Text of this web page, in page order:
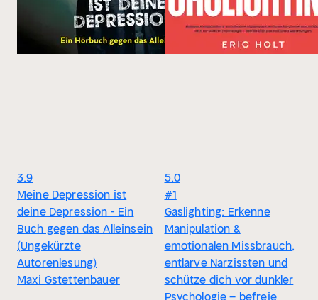
3.9
Meine Depression ist
deine Depression - Ein
Buch gegen das Alleinsein
(Ungekürzte
Autorenlesung)
Maxi Gstettenbauer
5.0
#1
Gaslighting: Erkenne
Manipulation &
emotionalen Missbrauch,
entlarve Narzissten und
schütze dich vor dunkler
Psychologie – befreie